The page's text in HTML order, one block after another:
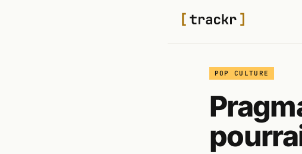
POP CULTURE